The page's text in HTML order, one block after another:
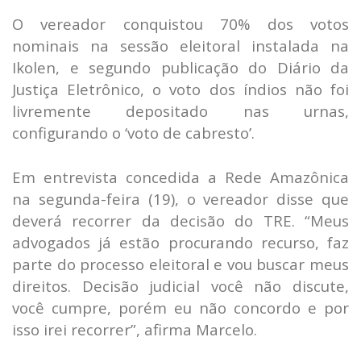
O vereador conquistou 70% dos votos
nominais na sessão eleitoral instalada na
Ikolen, e segundo publicação do Diário da
Justiça Eletrônico, o voto dos índios não foi
livremente depositado nas urnas,
configurando o ‘voto de cabresto’.
Em entrevista concedida a Rede Amazônica
na segunda-feira (19), o vereador disse que
deverá recorrer da decisão do TRE. “Meus
advogados já estão procurando recurso, faz
parte do processo eleitoral e vou buscar meus
direitos. Decisão judicial você não discute,
você cumpre, porém eu não concordo e por
isso irei recorrer”, afirma Marcelo.